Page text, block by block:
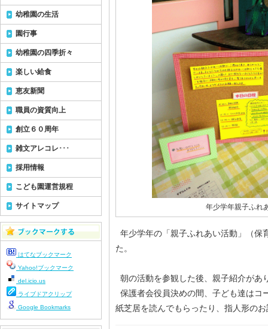
年少学年親子ふれ
年少学年の「親子ふれあい活動」（保
た。
朝の活動を参観した後、親子紹介があ
保護者会役員決めの間、子ども達はコ
紙芝居を読んでもらったり、指人形の
幼稚園の生活
園行事
幼稚園の四季折々
楽しい給食
恵友新聞
職員の資質向上
創立６０周年
雑文アレコレ･･･
採用情報
こども園運営規程
サイトマップ
はてなブックマーク
Yahoo!ブックマーク
del.icio.us
ライブドアクリップ
Google Bookmarks